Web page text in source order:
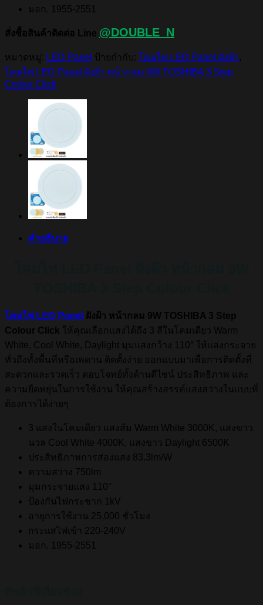
มอก. 1955-2551
สั่งซื้อสินค้าติดต่อ Line @DOUBLE_N
หมวดหมู่: LED Panel ป้ายกำกับ: โคมไฟ LED Panel ฝังฝ้า,
โคมไฟ LED Panel ฝังฝ้า หน้ากลม 9W TOSHIBA 3 Step
Colour Click
คำอธิบาย
โคมไฟ LED Panel
ฝังฝ้า หน้ากลม 9W TOSHIBA 3 Step
Colour Click ให้คุณเลือกแสงได้ถึง 3 สีในโคมเดียว Warm
White, Cool White, Daylight มุมแสงกว้าง 110° ให้แสงกระจาย
ทั่วถึงทั้งพื้นที่หรือเพดาน ติดตั้งง่าย ออกแบบมาเพื่อการติดตั้งที่
สะดวกและรวดเร็ว ตอบโจทย์ทั้งด้านดีไซน์ ประสิทธิภาพ และ
ความยืดหยุ่นในการใช้งาน ให้คุณสร้างสรรค์แสงสว่างในแบบที่
ต้องการได้ง่ายๆ
3 แสงในโคมเดียว แสงส้ม Warm White 3000K, แสงขาว
นวล Cool White 4000K, แสงขาว Daylight 6500K
ประสิทธิภาพการส่องแสง 83.3lm/W
ความสว่าง 750lm
มุมกระจายแสง 110°
ป้องกันไฟกระชาก 1kV
อายุการใช้งาน 25,000 ชั่วโมง
กระแสไฟเข้า 220-240V
มอก. 1955-2551